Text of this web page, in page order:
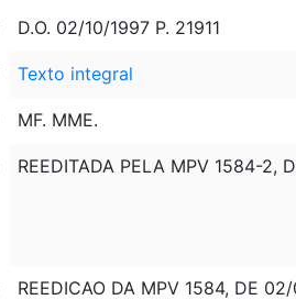
D.O. 02/10/1997 P. 21911
Texto integral
MF. MME.
REEDITADA PELA MPV 1584-2,
REEDICAO DA MPV 1584, DE